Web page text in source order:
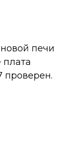
печи
плата
проверен.